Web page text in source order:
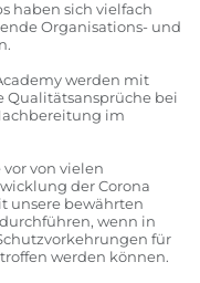
haben sich vielfach
Organisations- und
werden mit
Qualitätsansprüche bei
im
von vielen
der Corona
unsere bewährten
wenn in
für
werden können.